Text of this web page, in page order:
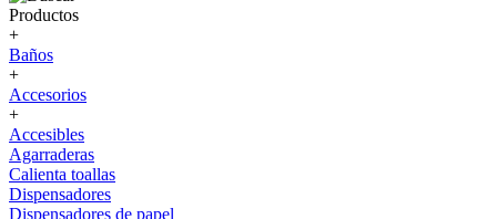
Productos
+
Baños
+
Accesorios
+
Accesibles
Agarraderas
Calienta toallas
Dispensadores
Dispensadores de papel